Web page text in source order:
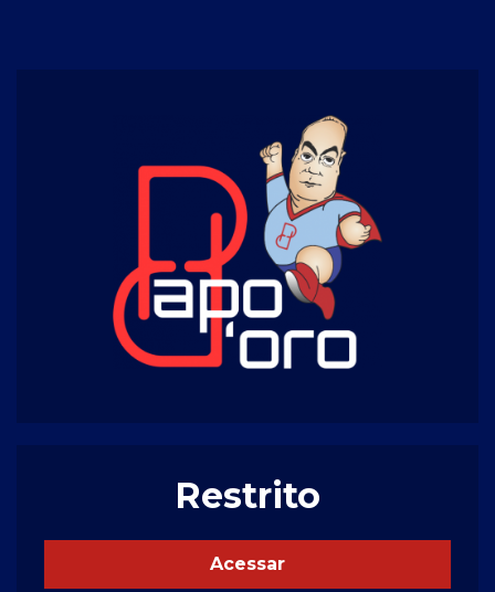
Restrito
Acessar